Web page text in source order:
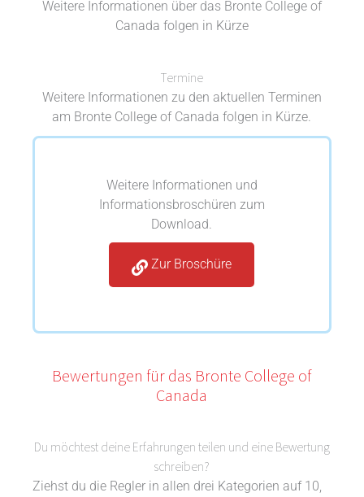
Weitere Informationen über das Bronte College of
Canada folgen in Kürze
Termine
Weitere Informationen zu den aktuellen Terminen
am Bronte College of Canada folgen in Kürze.
Weitere Informationen und
Informationsbroschüren zum
Download.
Zur Broschüre
Bewertungen für das Bronte College of
Canada
Du möchtest deine Erfahrungen teilen und eine Bewertung
schreiben?
Ziehst du die Regler in allen drei Kategorien auf 10,